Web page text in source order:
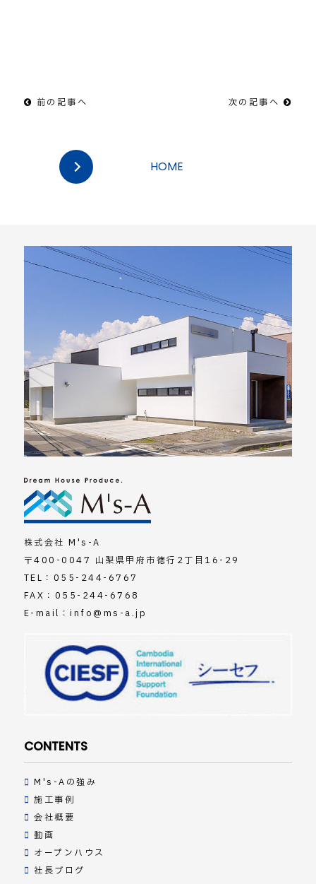
前の記事へ 次の記事へ
HOME
株式会社 M's-A
〒400-0047 山梨県甲府市徳行2丁目16-29
TEL： 055-244-6767
FAX：055-244-6768
E-mail：info@ms-a.jp
CONTENTS
M's-Aの強み
施工事例
会社概要
動画
オープンハウス
社長ブログ